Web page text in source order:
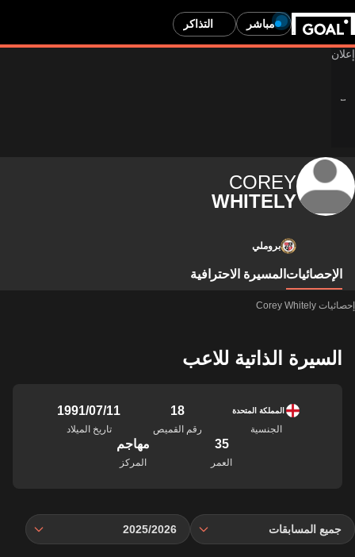
مباشر التذاكر
COREY
WHITELY
بروملي
الإحصائيات المسيرة الاحترافية
إحصائيات Corey Whitely
السيرة الذاتية للاعب
المملكة المتحدة
الجنسية
18
رقم القميص
11‏/07‏/1991
تاريخ الميلاد
35
العمر
مهاجم
المركز
جميع المسابقات 2025/2026